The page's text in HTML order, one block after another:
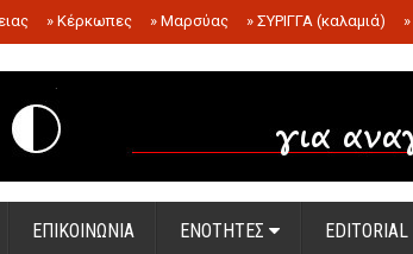
» Κέρκωπες » Μαρσύας » ΣΥΡΙΓΓΑ (καλαμιά) »
.
ΕΠΙΚΟΙΝΩΝΙΑ ΕΝΟΤΗΤΕΣ EDITORIAL